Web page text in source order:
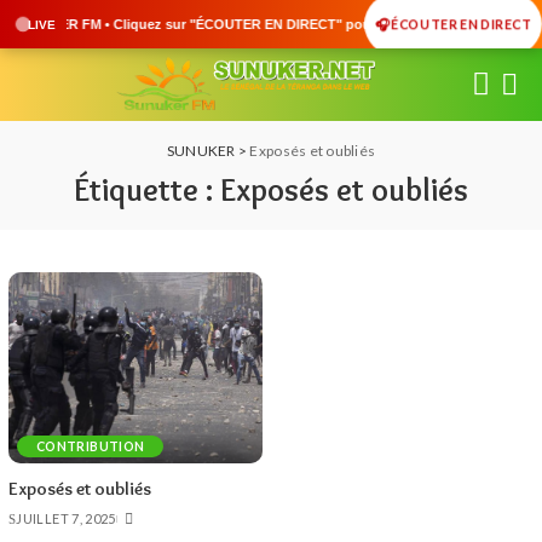
LIVE FM • Cliquez sur "ÉCOUTER EN DIRECT" pour suivre nos émissions en
🎧 ÉCOUTER EN DIRECT
SUNUKER > Exposés et oubliés
Étiquette : Exposés et oubliés
CONTRIBUTION
Exposés et oubliés
JUILLET 7, 2025